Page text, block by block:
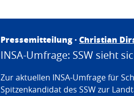
Pressemitteilung · Christian
INSA-Umfrage: SSW sieht
Zur aktuellen INSA-Umfrage für
Spitzenkandidat des SSW zur